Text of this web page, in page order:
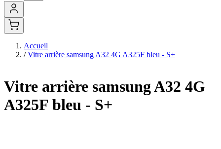
Accueil
/ Vitre arrière samsung A32 4G A325F bleu - S+
Vitre arrière samsung A32 4G
A325F bleu - S+